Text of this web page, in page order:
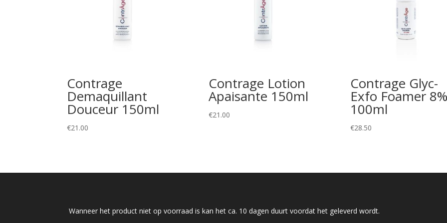
Contrage
Demaquillant
Douceur 150ml
€21.00
Contrage Lotion
Apaisante 150ml
€21.00
Contrage Glyc-
Exfo Foamer 8%
100ml
€28.50
Wanneer het product niet op voorraad is kan het ca. 10 dagen duurt voordat het geleverd wordt.